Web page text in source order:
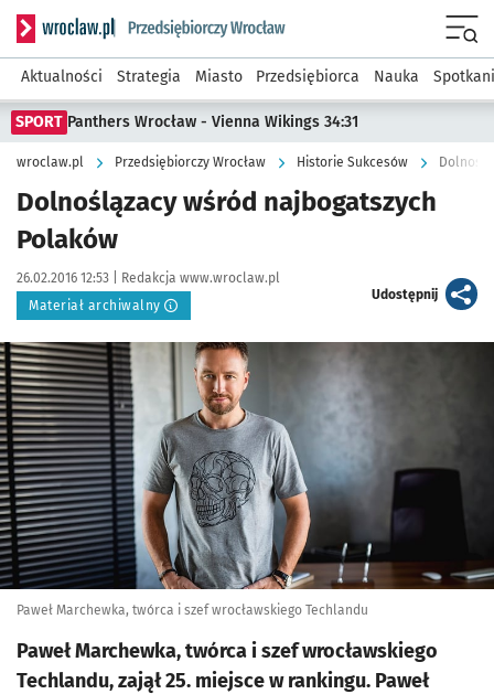
Serwis informacyjny wroclaw.pl podserwis: Strategia
Aktualności Strategia Miasto Przedsiębiorca Nauka
SPORT Panthers Wrocław - Vienna Wikings 34:31
wroclaw.pl Przedsiębiorczy Wrocław Historie Sukcesów
Dolnoślązacy wśród najbogatszych
Polaków
Data publikacji:
26.02.2016 12:53 | Autor:
Redakcja www.wroclaw.pl
Materiał archiwalny
Udostępnijartykuł
Kliknij, aby powiększyć
Paweł Marchewka, twórca i szef wrocławskiego Techlandu
Paweł Marchewka, twórca i szef wrocławskiego
Techlandu, zajął 25. miejsce w rankingu. Paweł